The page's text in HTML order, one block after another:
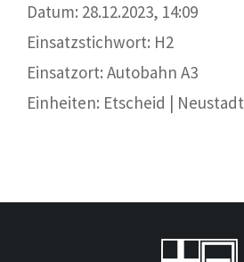
Datum: 28.12.2023, 14:09
Einsatzstichwort: H2
Einsatzort: Autobahn A3
Einheiten: Etscheid | Neustadt